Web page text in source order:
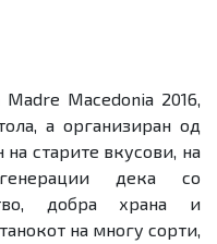
Macedonia 2016,
а организиран од
на старите вкусови, на
дека со
добра храна и
на многу сорти,